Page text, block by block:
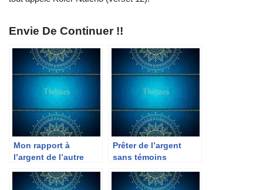
Envie De Continuer !!
Mon rapport à
l’argent de l’autre
Prêter de l’argent
sans témoins